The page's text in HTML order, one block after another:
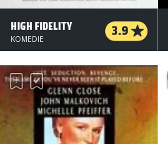
HIGH FIDELITY 3.9
KOMEDIE